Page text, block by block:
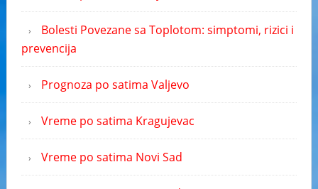
Bolesti Povezane sa Toplotom: simptomi, rizici i
prevencija
Prognoza po satima Valjevo
Vreme po satima Kragujevac
Vreme po satima Novi Sad